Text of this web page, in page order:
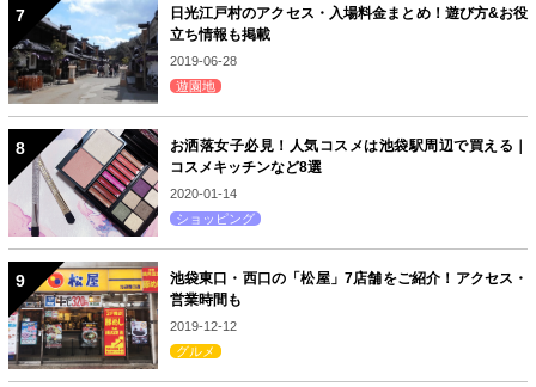
日光江戸村のアクセス・入場料金まとめ！遊び方&お役
立ち情報も掲載
2019-06-28
遊園地
お洒落女子必見！人気コスメは池袋駅周辺で買える｜
コスメキッチンなど8選
2020-01-14
ショッピング
池袋東口・西口の「松屋」7店舗をご紹介！アクセス・
営業時間も
2019-12-12
グルメ